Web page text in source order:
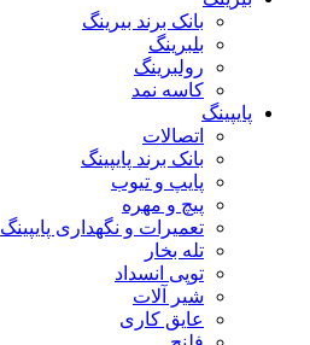
بانک برند بیرینگ
بلبرینگ
رولبرینگ
کاسه نمد
پایپینگ
اتصالات
بانک برند پایپینگ
پایپ و تیوب
پیچ و مهره
تعمیرات و نگهداری پایپینگ
تله بخار
توپی انسداد
شیر آلات
عایق کاری